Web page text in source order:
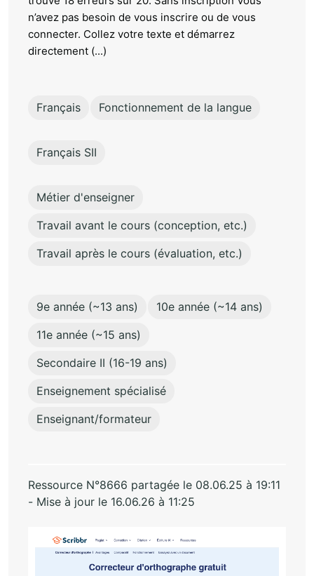
n’avez pas besoin de vous inscrire ou de vous
connecter. Collez votre texte et démarrez
directement (...)
Français Fonctionnement de la langue
Français SII
Métier d'enseigner
Travail avant le cours (conception, etc.)
Travail après le cours (évaluation, etc.)
9e année (~13 ans)
10e année (~14 ans)
11e année (~15 ans)
Secondaire II (16-19 ans)
Enseignement spécialisé
Enseignant/formateur
Ressource N°8666 partagée le 08.06.25 à 19:11
- Mise à jour le 16.06.26 à 11:25